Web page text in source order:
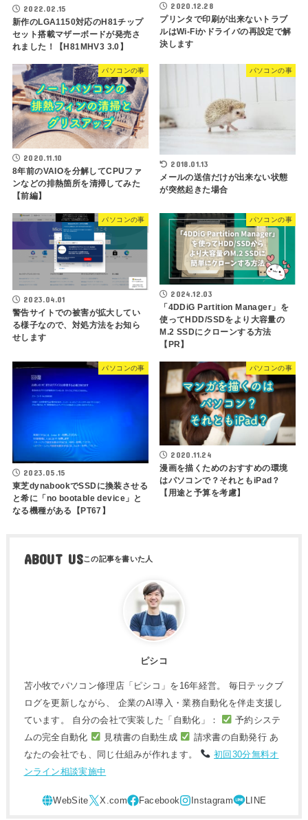
2022.02.15
新作のLGA1150対応のH81チップ
セット搭載マザーボードが発売さ
れました！【H81MHV3 3.0】
2020.12.28
プリンタで印刷が出来ないトラブ
ルはWi-Fiかドライバの再設定で解
決します
パソコンの事
2020.11.10
8年前のVAIOを分解してCPUファ
ンなどの排熱箇所を清掃してみた
【前編】
パソコンの事
2018.01.13
メールの送信だけが出来ない状態
が突然起きた場合
パソコンの事
2023.04.01
警告サイトでの被害が拡大してい
る様子なので、対処方法をお知ら
せします
パソコンの事
2024.12.03
「4DDiG Partition Manager」を
使ってHDD/SSDをより大容量の
M.2 SSDにクローンする方法
【PR】
パソコンの事
2023.05.15
東芝dynabookでSSDに換装させる
と希に「no bootable device」と
なる機種がある【PT67】
パソコンの事
2020.11.24
漫画を描くためのおすすめの環境
はパソコンで？それともiPad？
【用途と予算を考慮】
ABOUT US
ピシコ
苫小牧でパソコン修理店「ピシコ」を16年経営。 毎日テックブ
ログを更新しながら、 企業のAI導入・業務自動化を伴走支援し
ています。 自分の会社で実装した「自動化」：
予約システ
ムの完全自動化
見積書の自動生成
請求書の自動発行 あ
なたの会社でも、同じ仕組みが作れます。
初回30分無料オ
ンライン相談実施中